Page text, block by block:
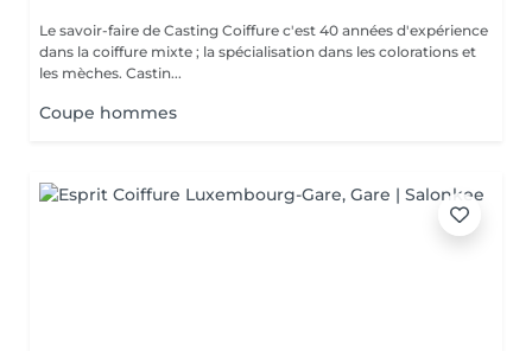
Le savoir-faire de Casting Coiffure c'est 40 années d'expérience
dans la coiffure mixte ; la spécialisation dans les colorations et
les mèches. Castin...
Coupe hommes